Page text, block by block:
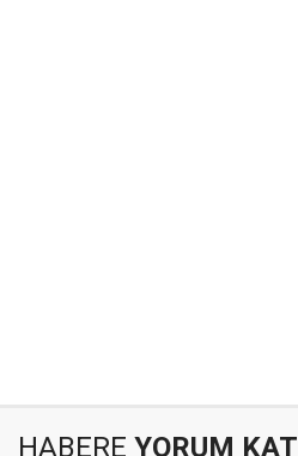
HABERE YORUM KAT